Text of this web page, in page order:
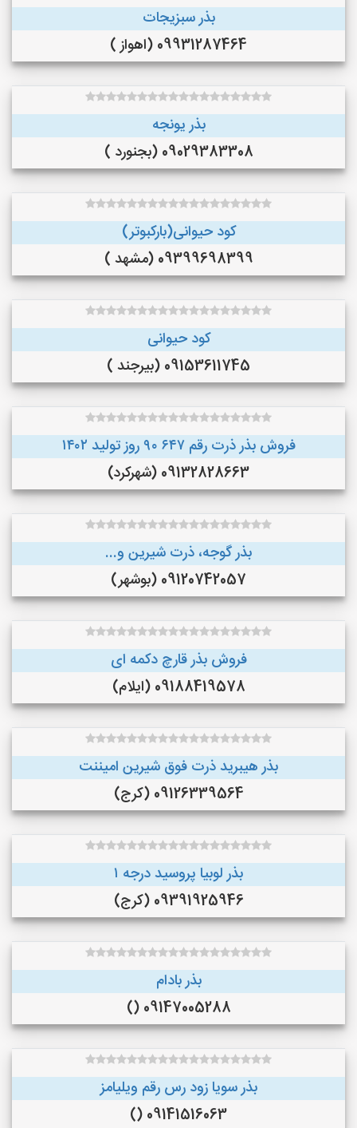
بذر سبزیجات
09931287464 (اهواز )
بذر یونجه
09029383308 (بجنورد )
کود حیوانی(بارکبوتر)
09399698399 (مشهد )
کود حیوانی
09153611745 (بیرجند )
فروش بذر ذرت رقم ۶۴۷ ۹۰ روز تولید ۱۴۰۲
09132828663 (شهرکرد)
بذر گوجه، ذرت شیرین و...
09120742057 (بوشهر)
فروش بذر قارچ دکمه ای
09188419578 (ایلام)
بذر هیبرید ذرت فوق شیرین امیننت
09126339564 (کرج)
بذر لوبیا پروسید درجه ۱
09391925946 (کرج)
بذر بادام
09147005288 ()
بذر سویا زود رس رقم ویلیامز
09141516063 ()